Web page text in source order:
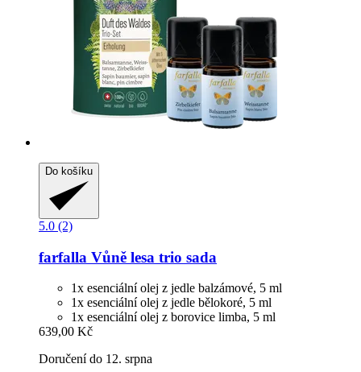
Do košíku
5.0 (2)
farfalla Vůně lesa trio sada
1x esenciální olej z jedle balzámové, 5 ml
1x esenciální olej z jedle bělokoré, 5 ml
1x esenciální olej z borovice limba, 5 ml
639,00 Kč
Doručení do 12. srpna